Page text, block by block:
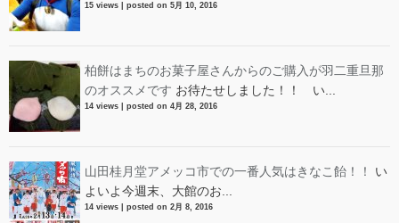
15 views posted on 5月 10, 2016
柏餅はまちのお菓子屋さんからのご購入が羽二重旦那
のオススメです お待たせしました！！ い...
14 views posted on 4月 28, 2016
山田桂月堂アメッコ市での一番人気はきなこ飴！！
い
よいよ今週末、大館のお...
14 views posted on 2月 8, 2016